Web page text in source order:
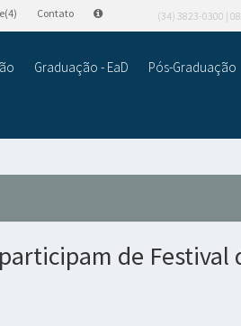
Contato (34) 3823-0300 |
Graduação - EaD Pós-Graduação
de Festival